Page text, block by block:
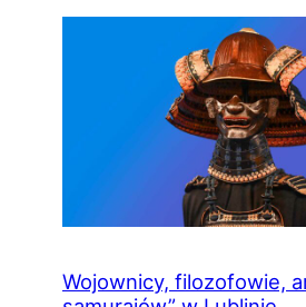
Wojownicy, filozofowie,